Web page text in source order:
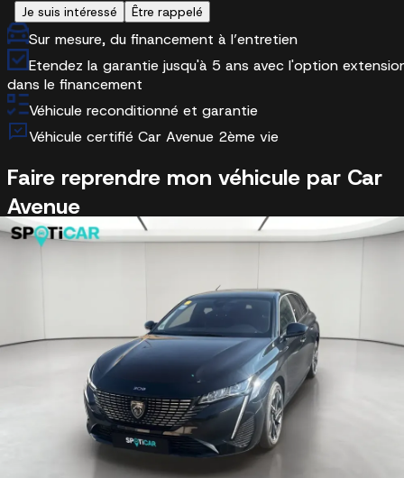
Je suis intéressé Être rappelé
Sur mesure, du financement à l’entretien
Etendez la garantie jusqu'à 5 ans avec l'option
dans le financement
Véhicule reconditionné et garantie
Véhicule certifié Car Avenue 2ème vie
Faire reprendre mon véhicule par Car
Avenue
Estimation gratuite
Cette Peugeot 308 SW vous plaît ?
Nous reprenons votre véhicule actuel sans engagement.
Estimer mon véhicule
En savoir plus